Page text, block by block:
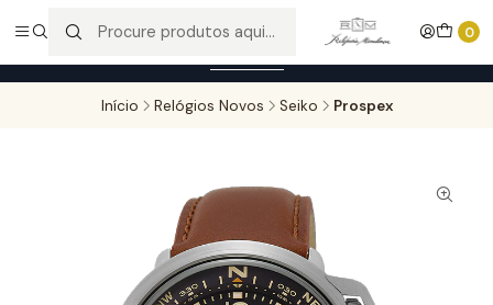
0
Entregas gratuitas para compras superiores a 100,00€ - Todas as
encomendas serão sujeitas a confirmação de stock.
Início Relógios Novos Seiko Prospex